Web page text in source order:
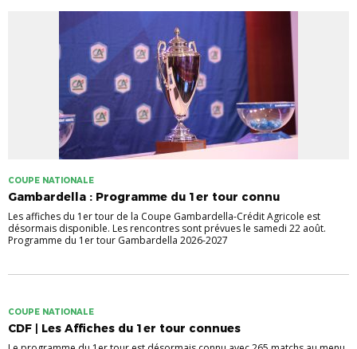
COUPE NATIONALE
Gambardella : Programme du 1er tour connu
Les affiches du 1er tour de la Coupe Gambardella-Crédit Agricole est
désormais disponible. Les rencontres sont prévues le samedi 22 août.
Programme du 1er tour Gambardella 2026-2027
COUPE NATIONALE
CDF | Les Affiches du 1er tour connues